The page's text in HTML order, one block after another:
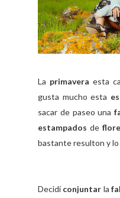
La primavera esta
gusta mucho esta
sacar de paseo una
estampados de
bastante resulton y lo
Decidíconjuntar la